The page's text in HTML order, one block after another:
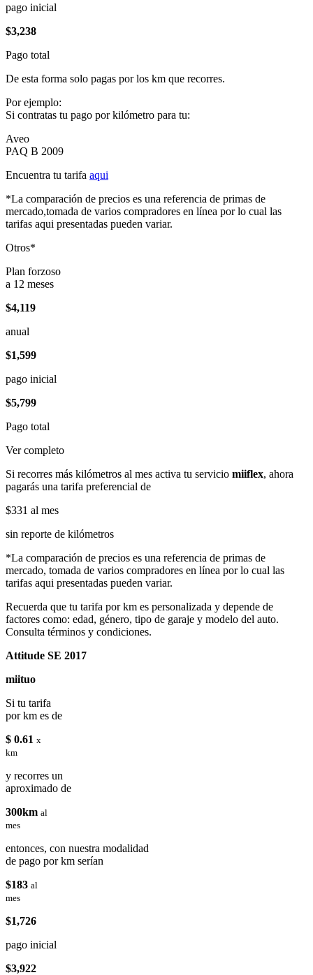
pago inicial
$3,238
Pago total
De esta forma solo pagas por los km que recorres.
Por ejemplo:
Si contratas tu pago por kilómetro para tu:
Aveo
PAQ B 2009
Encuentra tu tarifa aqui
*La comparación de precios es una referencia de primas de
mercado,tomada de varios compradores en línea por lo cual las
tarifas aqui presentadas pueden variar.
Otros*
Plan forzoso
a 12 meses
$4,119
anual
$1,599
pago inicial
$5,799
Pago total
Ver completo
Si recorres más kilómetros al mes activa tu servicio miiflex, ahora
pagarás una tarifa preferencial de
$331 al mes
sin reporte de kilómetros
*La comparación de precios es una referencia de primas de
mercado, tomada de varios compradores en línea por lo cual las
tarifas aqui presentadas pueden variar.
Recuerda que tu tarifa por km es personalizada y depende de
factores como: edad, género, tipo de garaje y modelo del auto.
Consulta términos y condiciones.
Attitude SE 2017
miituo
Si tu tarifa
por km es de
$ 0.61 x
km
y recorres un
aproximado de
300km al
mes
entonces, con nuestra modalidad
de pago por km serían
$183 al
mes
$1,726
pago inicial
$3,922